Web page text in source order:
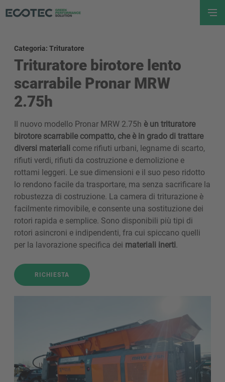
Categoria: Trituratore
Trituratore birotore lento
scarrabile Pronar MRW
2.75h
Il nuovo modello Pronar MRW 2.75h è un trituratore
birotore scarrabile compatto, che è in grado di trattare
diversi materiali come rifiuti urbani, legname di scarto,
rifiuti verdi, rifiuti da costruzione e demolizione e
rottami leggeri. Le sue dimensioni e il suo peso ridotto
lo rendono facile da trasportare, ma senza sacrificare la
robustezza di costruzione. La camera di triturazione è
facilmente rimovibile, e consente una sostituzione dei
rotori rapida e semplice. Sono disponibili più tipi di
rotori asincroni e indipendenti, fra cui spiccano quelli
per la lavorazione specifica dei materiali inerti.
RICHIESTA